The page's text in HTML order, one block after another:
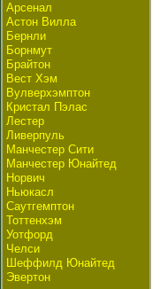
Арсенал
Астон Вилла
Бернли
Борнмут
Брайтон
Вест Хэм
Вулверхэмптон
Кристал Пэлас
Лестер
Ливерпуль
Манчестер Сити
Манчестер Юнайтед
Норвич
Ньюкасл
Саутгемптон
Тоттенхэм
Уотфорд
Челси
Шеффилд Юнайтед
Эвертон